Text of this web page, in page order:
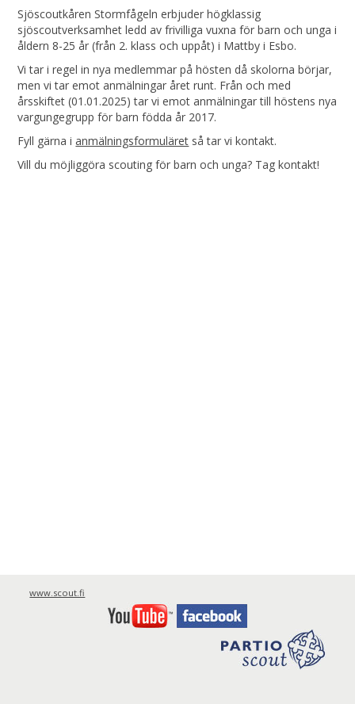
Sjöscoutkåren Stormfågeln erbjuder högklassig
sjöscoutverksamhet ledd av frivilliga vuxna för barn och unga i
åldern 8-25 år (från 2. klass och uppåt) i Mattby i Esbo.
Vi tar i regel in nya medlemmar på hösten då skolorna börjar,
men vi tar emot anmälningar året runt. Från och med
årsskiftet (01.01.2025) tar vi emot anmälningar till höstens nya
vargungegrupp för barn födda år 2017.
Fyll gärna ianmälningsformuläret så tar vi kontakt.
Vill du möjliggöra scouting för barn och unga? Tag kontakt!
www.scout.fi